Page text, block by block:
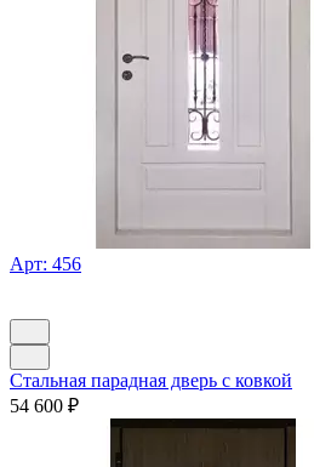
Арт: 456
Стальная парадная дверь с ковкой
54 600 ₽